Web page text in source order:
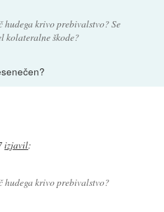
hudega krivo prebivalstvo? Se
kolateralne škode?
izjavil:
hudega krivo prebivalstvo?